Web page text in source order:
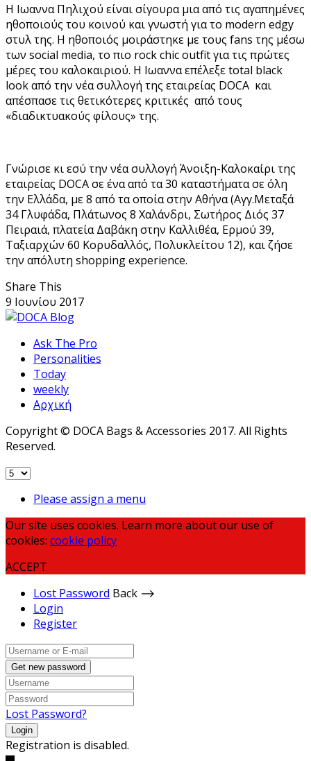
Η Ιωαννα Πηλιχού είναι σίγουρα μια από τις αγαπημένες
ηθοποιούς του κοινού και γνωστή για το modern edgy
στυλ της. Η ηθοποιός μοιράστηκε με τους fans της μέσω
των social media, το πιο rock chic outfit για τις πρώτες
μέρες του καλοκαιριού. Η Ιωαννα επέλεξε total black
look από την νέα συλλογή της εταιρείας DOCA και
απέσπασε τις θετικότερες κριτικές από τους
«διαδικτυακούς φίλους» της.
Γνώρισε κι εσύ την νέα συλλογή Άνοιξη-Καλοκαίρι της
εταιρείας DOCA σε ένα από τα 30 καταστήματα σε όλη
την Ελλάδα, με 8 από τα οποία στην Αθήνα (Αγγ.Μεταξά
34 Γλυφάδα, Πλάτωνος 8 Χαλάνδρι, Σωτήρος Διός 37
Πειραιά, πλατεία Δαβάκη στην Καλλιθέα, Ερμού 39,
Ταξιαρχών 60 Κορυδαλλός, Πολυκλείτου 12), και ζήσε
την απόλυτη shopping experience.
Share This
9 Ιουνίου 2017
Ask The Pro
Personalities
Today
weekly
Αρχική
Copyright © DOCA Bags & Accessories 2017. All Rights
Reserved.
Please assign a menu
Our site uses cookies. Learn more about our use of
cookies: cookie policy
ACCEPT
Lost Password Back ⟶
Login
Register
Get new password
Lost Password?
Login
Registration is disabled.